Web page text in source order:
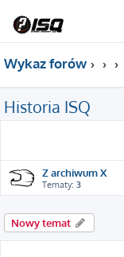
Wykaz forów
Historia ISQ
Z archiwum X
Tematy: 3
Nowy temat